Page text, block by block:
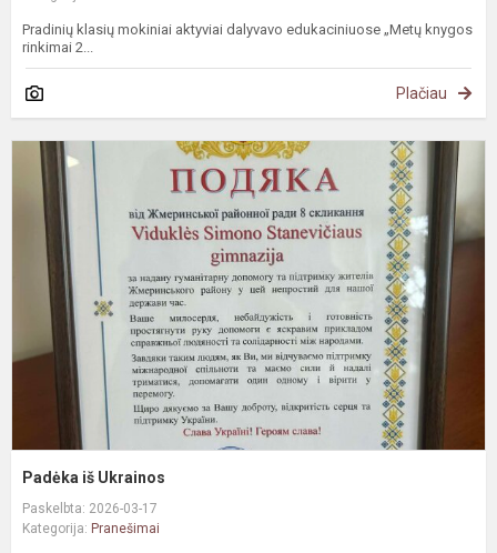
Pradinių klasių mokiniai aktyviai dalyvavo edukaciniuose „Metų knygos
rinkimai 2...
Plačiau
Padėka iš Ukrainos
Paskelbta: 2026-03-17
Kategorija: Pranešimai